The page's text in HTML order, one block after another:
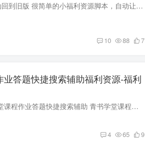
下载安装地址在文末 浏览器插件福利资源B站自动回到旧版 很简单的小福利资源脚本，自动让B站界面回到旧版（18年版） 安装此福利资源脚本? 如何安装 您需要先安装一个用户福利资源脚本管理器扩展...
10 88 7
答题快捷搜索辅助福利资源-福利
下载安装地址在文末 浏览器插件福利资源青书学堂课程作业答题快捷搜索辅助 青书学堂课程作业快捷答题网络搜索辅助 | 作者 @lidppp 的青书学堂懒人考试福利资源脚本(无法搜索有图片的题目)优化版...
4 65 9